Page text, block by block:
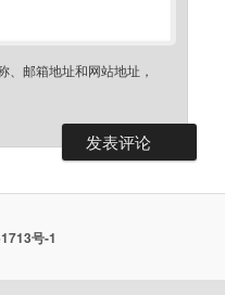
、邮箱地址和网站地址，
号-1